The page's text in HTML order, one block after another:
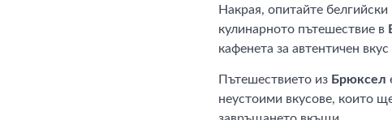
Накрая, опитайте
кулинарното пътешествие в
кафенета за автентичен
Пътешествието из Брюксел
неустоими вкусове, които